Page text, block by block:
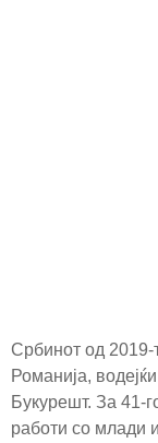
Србинот од 2019-
Романија,
Букурешт. За 41-
работи со млади